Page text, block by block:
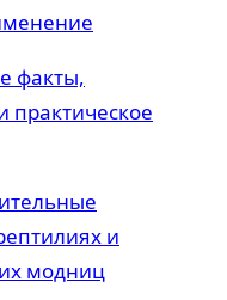
факты,
практическое